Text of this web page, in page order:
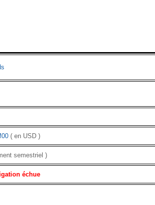
( en USD )
semestriel )
échue